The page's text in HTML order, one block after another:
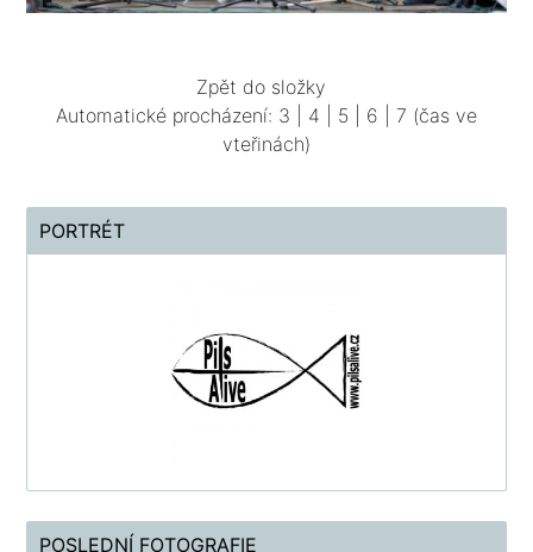
Zpět do složky
Automatické procházení: 3 4 5 6 7 (čas ve
vteřinách)
PORTRÉT
POSLEDNÍ FOTOGRAFIE